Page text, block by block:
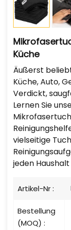
Küche
Äußerst
Küche, Auto,
Verdickt,
Lernen Sie
vielseitige
jeden
Artikel-Nr :
Bestellung
(MOQ) :